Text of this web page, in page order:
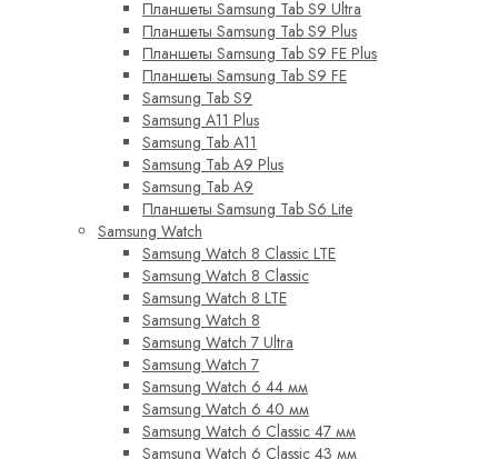
Планшеты Samsung Tab S9 Ultra
Планшеты Samsung Tab S9 Plus
Планшеты Samsung Tab S9 FE Plus
Планшеты Samsung Tab S9 FE
Samsung Tab S9
Samsung A11 Plus
Samsung Tab A11
Samsung Tab A9 Plus
Samsung Tab A9
Планшеты Samsung Tab S6 Lite
Samsung Watch
Samsung Watch 8 Classic LTE
Samsung Watch 8 Classic
Samsung Watch 8 LTE
Samsung Watch 8
Samsung Watch 7 Ultra
Samsung Watch 7
Samsung Watch 6 44 мм
Samsung Watch 6 40 мм
Samsung Watch 6 Classic 47 мм
Samsung Watch 6 Classic 43 мм